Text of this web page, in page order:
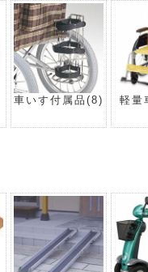
車いす付属品 (8) 軽量